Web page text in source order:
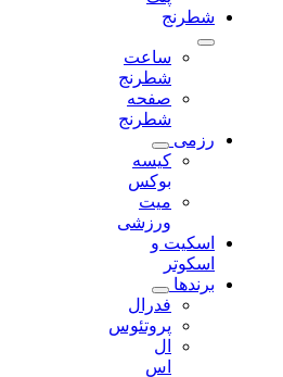
شطرنج
ساعت
شطرنج
صفحه
شطرنج
رزمی
کیسه
بوکس
میت
ورزشی
اسکیت و
اسکوتر
برندها
فدرال
پروتئوس